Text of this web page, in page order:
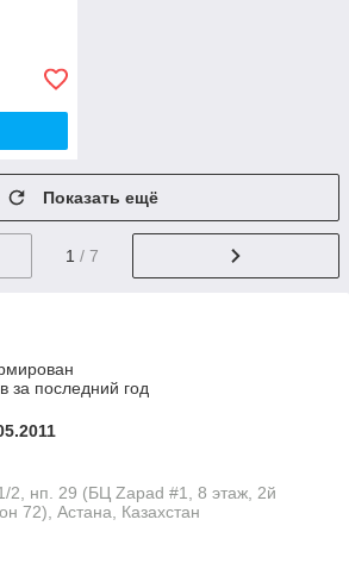
Показать ещё
1 / 7
за последний год
2, нп. 29 (БЦ Zapad #1, 8 этаж, 2й
72), Астана, Казахстан